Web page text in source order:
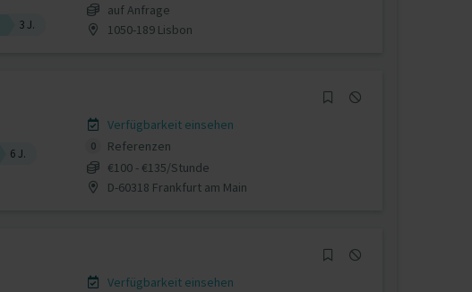
3 J.
auf Anfrage
1050-189 Lisbon
6 J.
Verfügbarkeit einsehen
0
Referenzen
€100 - €135/Stunde
D-60318 Frankfurt am Main
Verfügbarkeit einsehen